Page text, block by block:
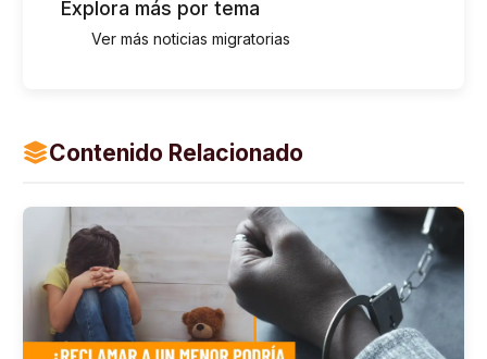
Explora más por tema
Ver más noticias migratorias
Contenido Relacionado